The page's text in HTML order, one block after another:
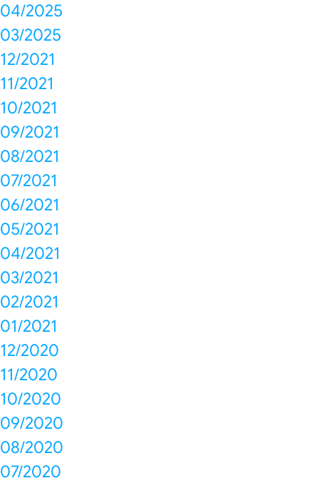
04/2025
03/2025
12/2021
11/2021
10/2021
09/2021
08/2021
07/2021
06/2021
05/2021
04/2021
03/2021
02/2021
01/2021
12/2020
11/2020
10/2020
09/2020
08/2020
07/2020